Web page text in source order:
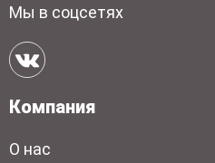
Мы в соцсетях
Компания
О нас